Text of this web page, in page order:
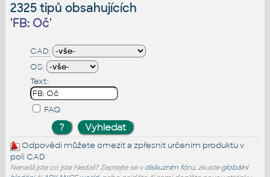
2325 tipů obsahujících
'FB: Oč'
CAD:
OS:
Text:
FAQ
Odpovědi můžete omezit a zpřesnit určením produktu v
poli CAD
Nenašli jste co jste hledali? Zeptejte se v diskuzním fóru, zkuste globální